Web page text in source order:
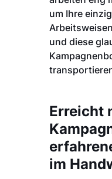
um Ihre
und diese
Erreicht
im